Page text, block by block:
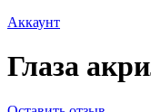
Аккаунт
Глаза